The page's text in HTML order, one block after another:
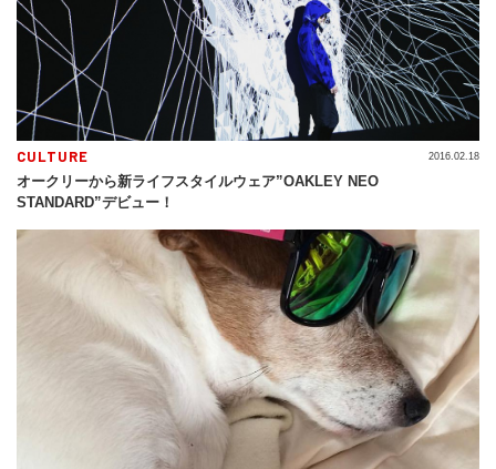
CULTURE
オークリーから新ライフスタイルウェア”OAKLEY NEO
STANDARD”デビュー！
2016.02.18